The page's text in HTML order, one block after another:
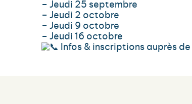
– Jeudi 25 septembre
– Jeudi 2 octobre
– Jeudi 9 octobre
– Jeudi 16 octobre
Infos & inscriptions auprès